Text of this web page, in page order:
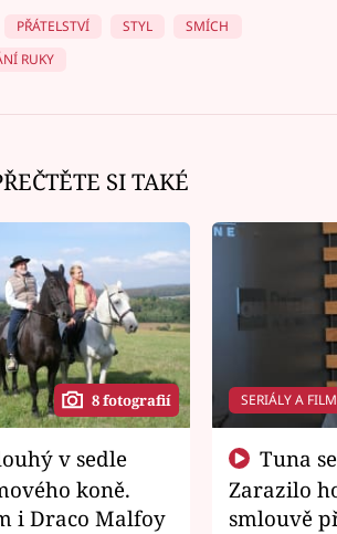
PŘÁTELSTVÍ STYL
SMÍCH
RUKY
SI TAKÉ
8 fotografií
koně.
i Draco Malfoy
SERIÁLY A
Zarazilo
smlouvě